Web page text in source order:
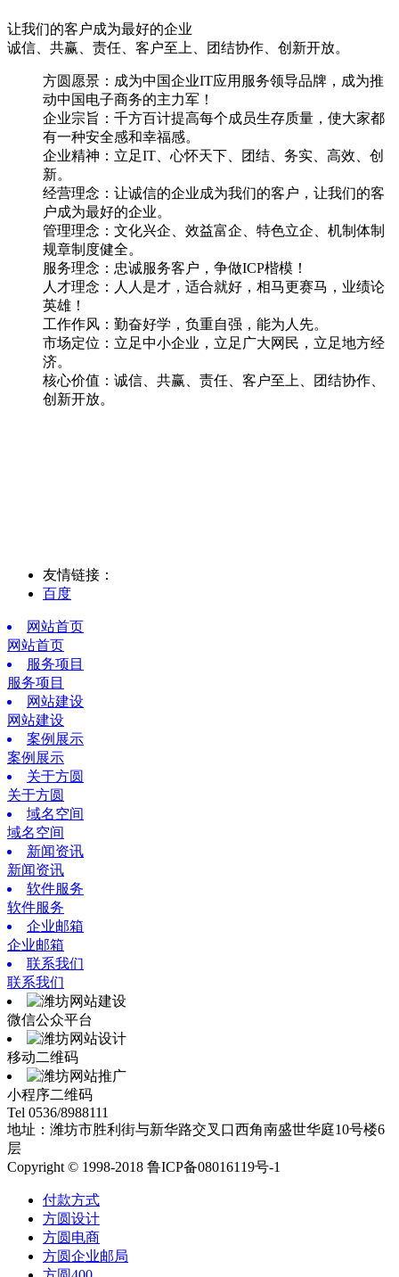
让我们的客户成为最好的企业
诚信、共赢、责任、客户至上、团结协作、创新开放。
方圆愿景： 成为中国企业IT应用服务领导品牌，成为推
动中国电子商务的主力军！
企业宗旨： 千方百计提高每个成员生存质量，使大家都
有一种安全感和幸福感。
企业精神： 立足IT、心怀天下、团结、务实、高效、创
新。
经营理念： 让诚信的企业成为我们的客户，让我们的客
户成为最好的企业。
管理理念： 文化兴企、效益富企、特色立企、机制体制
规章制度健全。
服务理念： 忠诚服务客户，争做ICP楷模！
人才理念： 人人是才，适合就好，相马更赛马，业绩论
英雄！
工作作风： 勤奋好学，负重自强，能为人先。
市场定位： 立足中小企业，立足广大网民，立足地方经
济。
核心价值： 诚信、共赢、责任、客户至上、团结协作、
创新开放。
友情链接：
百度
网站首页
网站首页
服务项目
服务项目
网站建设
网站建设
案例展示
案例展示
关于方圆
关于方圆
域名空间
域名空间
新闻资讯
新闻资讯
软件服务
软件服务
企业邮箱
企业邮箱
联系我们
联系我们
微信公众平台
移动二维码
小程序二维码
Tel 0536/8988111
地址：潍坊市胜利街与新华路交叉口西角南盛世华庭10号楼6
层
Copyright © 1998-2018 鲁ICP备08016119号-1
付款方式
方圆设计
方圆电商
方圆企业邮局